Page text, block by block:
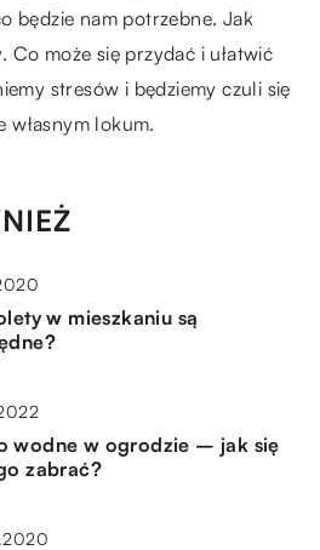
będzie nam potrzebne. Jak
Co może się przydać i ułatwić
stresów i będziemy czuli się
lokum.
w mieszkaniu są
wodne w ogrodzie – jak się
zabrać?